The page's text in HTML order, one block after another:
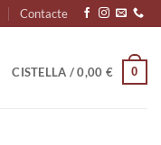
Contacte
CISTELLA /0,00 € 0